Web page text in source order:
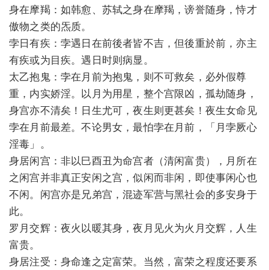
身在摩羯：如韩愈、苏轼之身在摩羯，谤誉随身，恃才
傲物之类的炁质。
孛日有疾：孛遇日在前後者皆不吉，但後重於前，亦主
有疾或为目疾。遇日时则病显。
太乙抱鬼：孛在月前为抱鬼，则不可救矣，必外假尊
重，内实娇淫。以月为用星，整个宫限凶，孤劫随身，
身宫亦不清矣！日生尤可，夜生则更甚矣！夜生女命见
孛在月前最差。不论男女，最怕孛在月前，「月孛厥心
淫毒」。
身居闲宫：非以巳酉丑为命宫者（清闲富贵），月所在
之闲宫并非真正安闲之宫，似闲而非闲，即使事闲心也
不闲。闲宫亦是兄弟宫，混迹军营与黑社会的多安身于
此。
罗月交辉：夜火以暖其身，夜月见火为火月交辉，人生
富贵。
身居注受：身命逢之定富荣。当然，富荣之程度还要系